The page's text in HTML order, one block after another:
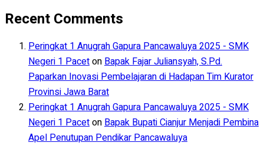
Recent Comments
Peringkat 1 Anugrah Gapura Pancawaluya 2025 - SMK
Negeri 1 Paceton Bapak Fajar Juliansyah, S.Pd.
Paparkan Inovasi Pembelajaran di Hadapan Tim Kurator
Provinsi Jawa Barat
Peringkat 1 Anugrah Gapura Pancawaluya 2025 - SMK
Negeri 1 Paceton Bapak Bupati Cianjur Menjadi Pembina
Apel Penutupan Pendikar Pancawaluya